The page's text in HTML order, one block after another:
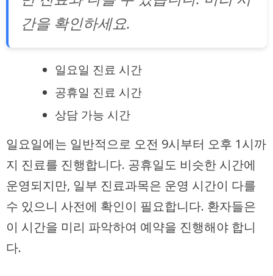
간을 확인하세요.
일요일 진료 시간
공휴일 진료 시간
상담 가능 시간
일요일에는 일반적으로 오전 9시부터 오후 1시까
지 진료를 진행합니다. 공휴일도 비슷한 시간에
운영되지만, 일부 진료과목은 운영 시간이 다를
수 있으니 사전에 확인이 필요합니다. 환자들은
이 시간을 미리 파악하여 예약을 진행해야 합니
다.